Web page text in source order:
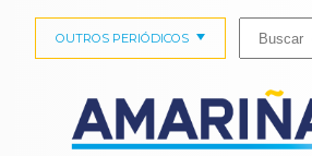
OUTROS PERIÓDICOS